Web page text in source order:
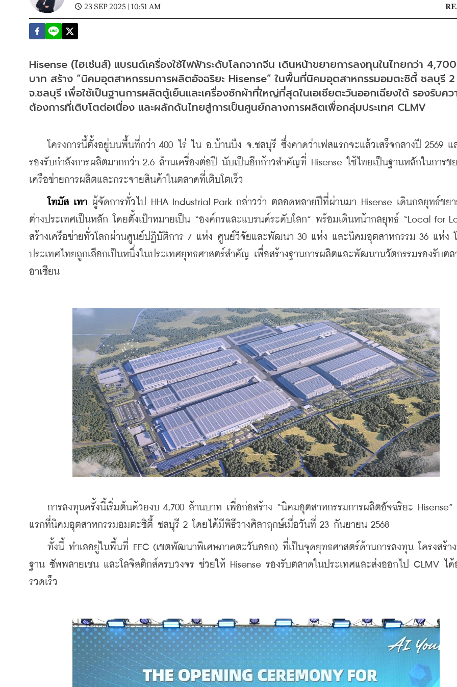
23 SEP 2025 | 10:51 AM
Hisense (ไฮเซ่นส์) แบรนด์เครื่องใช้ไฟฟ้าระดับโลกจากจีน เดินหน้าขยายการลงทุนในไทยกว่า
บาท สร้าง “นิคมอุตสาหกรรมการผลิตอัจฉริยะ Hisense” ในพื้นที่นิคมอุตสาหกรรมอมตะซิตี้ ชลบุรี 2
จ.ชลบุรี เพื่อใช้เป็นฐานการผลิตตู้เย็นและเครื่องซักผ้าที่ใหญ่ที่สุดในเอเชียตะวันออกเฉียงใต้ รองรับคว
ต้องการที่เติบโตต่อเนื่อง และผลักดันไทยสู่การเป็นศูนย์กลางการผลิตเพื่อกลุ่มประเทศ CLMV
โครงการนี้ตั้งอยู่บนพื้นที่กว่า 400 ไร่ ใน อ.บ้านบึง จ.ชลบุรี ซึ่งคาดว่าเฟสแรกจะแล้วเสร็จกลางปี 2569 แ
รองรับกำลังการผลิตมากกว่า 2.6 ล้านเครื่องต่อปี นับเป็นอีกก้าวสำคัญที่ Hisense ใช้ไทยเป็นฐานหลักในการข
เครือข่ายการผลิตและกระจายสินค้าในตลาดที่เติบโตเร็ว
โทมัส เทา ผู้จัดการทั่วไป HHA Industrial Park กล่าวว่า ตลอดหลายปีที่ผ่านมา Hisense เดินกลยุทธ์ขย
ต่างประเทศเป็นหลัก โดยตั้งเป้าหมายเป็น “องค์กรและแบรนด์ระดับโลก” พร้อมเดินหน้ากลยุทธ์ “Local for
สร้างเครือข่ายทั่วโลกผ่านศูนย์ปฏิบัติการ 7 แห่ง ศูนย์วิจัยและพัฒนา 30 แห่ง และนิคมอุตสาหกรรม 36 แห่ง
ประเทศไทยถูกเลือกเป็นหนึ่งในประเทศยุทธศาสตร์สำคัญ เพื่อสร้างฐานการผลิตและพัฒนานวัตกรรมรองรับตล
อาเซียน
การลงทุนครั้งนี้เริ่มต้นด้วยงบ 4,700 ล้านบาท เพื่อก่อสร้าง “นิคมอุตสาหกรรมการผลิตอัจฉริยะ Hisense”
แรกที่นิคมอุตสาหกรรมอมตะซิตี้ ชลบุรี 2 โดยได้มีพิธีวางศิลาฤกษ์เมื่อวันที่ 23 กันยายน 2568
ทั้งนี้ ทำเลอยู่ในพื้นที่ EEC (เขตพัฒนาพิเศษภาคตะวันออก) ที่เป็นจุดยุทธศาสตร์ด้านการลงทุน โครงสร้า
ฐาน ซัพพลายเชน และโลจิสติกส์ครบวงจร ช่วยให้ Hisense รองรับตลาดในประเทศและส่งออกไป CLMV ได้
รวดเร็ว